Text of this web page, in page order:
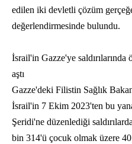
edilen iki devletli çözüm
değerlendirmesinde bulundu.
İsrail'in Gazze'ye
aştı
Gazze'deki Filistin Sağlık
İsrail'in 7 Ekim 2023'ten bu
Şeridi'ne düzenlediği
bin 314'ü çocuk olmak üzere